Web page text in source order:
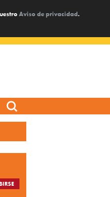
Aviso de privacidad.
Search
for: